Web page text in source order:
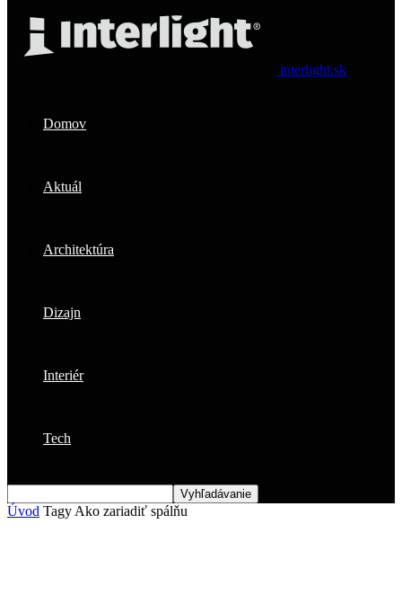
interlight.sk
Domov
Aktuál
Architektúra
Dizajn
Interiér
Tech
Úvod Tagy Ako zariadiť spálňu